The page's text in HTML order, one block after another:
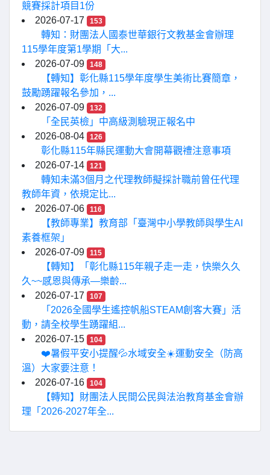
競賽採計項目1份
2026-07-17
153
轉知：財團法人國泰世華銀行文教基金會辦理
115學年度第1學期「大...
2026-07-09
148
【轉知】彰化縣115學年度學生美術比賽簡章，
鼓勵踴躍報名參加，...
2026-07-09
132
「全民英檢」中高級測驗現正報名中
2026-08-04
126
彰化縣115年縣民運動大會開幕觀禮注意事項
2026-07-14
121
轉知未滿3個月之代理教師擬採計職前曾任代理
教師年資，依規定比...
2026-07-06
116
【教師專業】教育部「臺灣中小學教師與學生AI
素養框架」
2026-07-09
115
【轉知】「彰化縣115年親子走一走，快樂久久
久~~感恩與傳承—樂齡...
2026-07-17
107
「2026全國學生遙控帆船STEAM創客大賽」活
動，請全校學生踴躍組...
2026-07-15
104
❤️暑假平安小提醒💦水域安全☀️運動安全（防高
溫）大家要注意！
2026-07-16
104
【轉知】財團法人民間公民與法治教育基金會辦
理「2026-2027年全...